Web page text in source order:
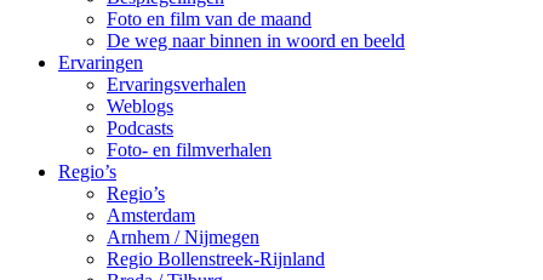
Foto en film van de maand
De weg naar binnen in woord en beeld
Ervaringen
Ervaringsverhalen
Weblogs
Podcasts
Foto- en filmverhalen
Regio’s
Regio’s
Amsterdam
Arnhem / Nijmegen
Regio Bollenstreek-Rijnland